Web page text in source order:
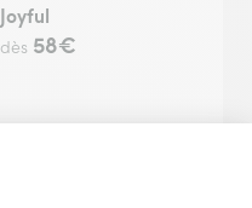
Joyful
dès 58€